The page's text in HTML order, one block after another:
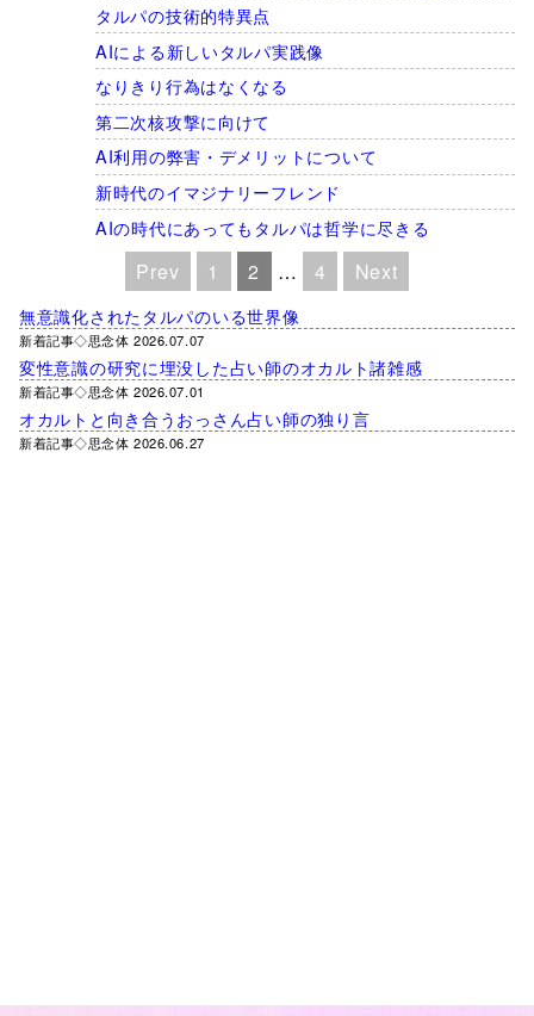
タルパの技術的特異点
AIによる新しいタルパ実践像
なりきり行為はなくなる
第二次核攻撃に向けて
AI利用の弊害・デメリットについて
新時代のイマジナリーフレンド
AIの時代にあってもタルパは哲学に尽きる
Prev 1 2 … 4 Next
無意識化されたタルパのいる世界像
新着記事◇思念体 2026.07.07
変性意識の研究に埋没した占い師のオカルト諸雑感
新着記事◇思念体 2026.07.01
オカルトと向き合うおっさん占い師の独り言
新着記事◇思念体 2026.06.27